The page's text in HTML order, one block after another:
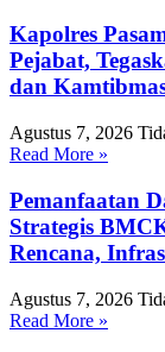
Kapolres
Pejabat,
dan
Agustus 7, 2026
Read More »
Pemanfaatan
Strategis
Rencana,
Agustus 7, 2026
Read More »